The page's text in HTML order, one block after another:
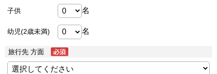
子供 名
幼児(2歳未満) 名
旅行先 方面